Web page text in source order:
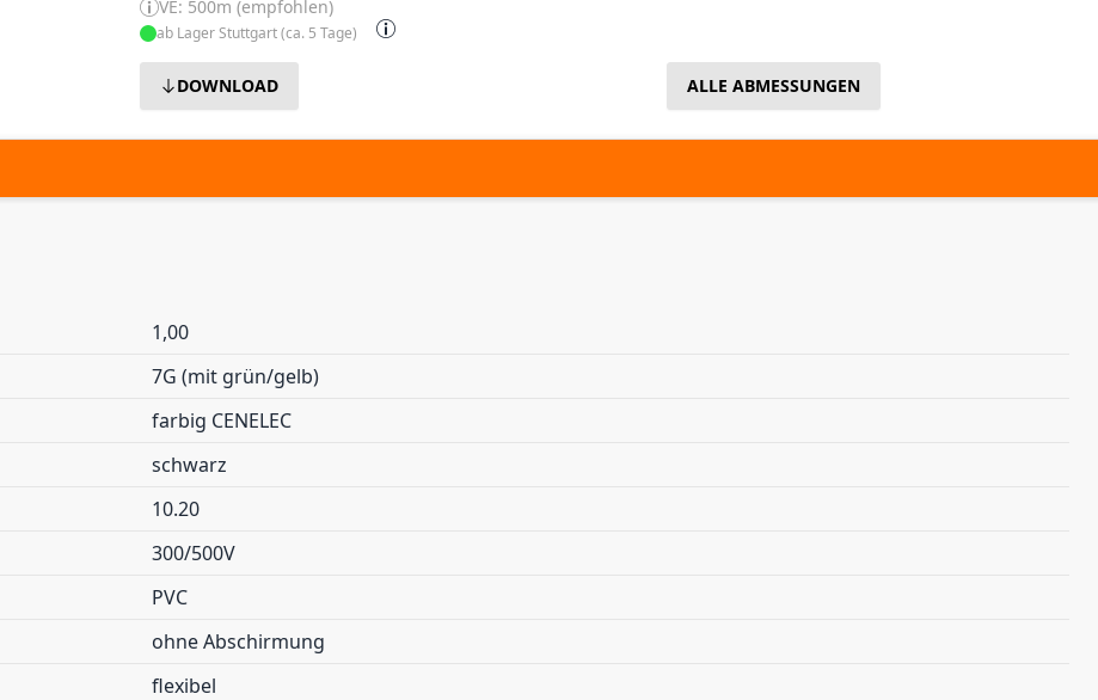
VE: 500m (empfohlen)
ab Lager Stuttgart (ca. 5 Tage)
DOWNLOAD ALLE ABMESSUNGEN
1,00
7G (mit grün/gelb)
farbig CENELEC
schwarz
10.20
300/500V
PVC
ohne Abschirmung
flexibel